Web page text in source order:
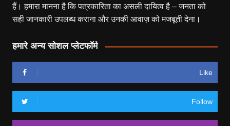
हैं। हमारा मानना है कि पत्रकारिता का असली दायित्व है – जनता को
सही जानकारी उपलब्ध कराना और उनकी आवाज़ को मजबूती देना।
हमारे अन्य सोशल प्लेटफॉर्म
Like
Follow